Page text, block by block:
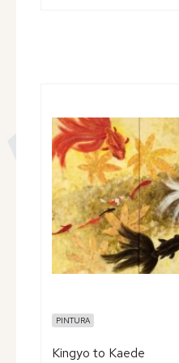
PINTURA
Kingyo to Kaede